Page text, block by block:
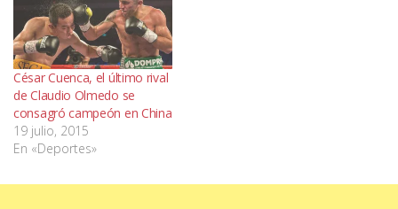
César Cuenca, el último rival
de Claudio Olmedo se
consagró campeón en China
19 julio, 2015
En «Deportes»